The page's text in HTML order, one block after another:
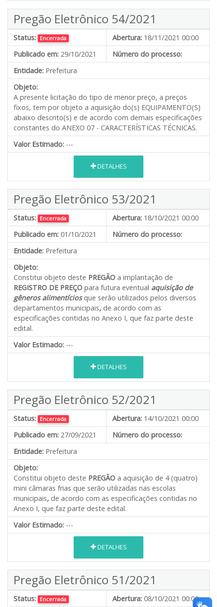
Pregão Eletrônico 54/2021
Status: Encerrada Abertura: 18/11/2021 00:00
Publicado em: 29/10/2021
Número do processo:
Entidade: Prefeitura
Objeto:
A presente licitação do tipo de menor preço, a preços
fixos, tem por objeto a aquisição do(s) EQUIPAMENTO(S)
abaixo descrito(s) e de acordo com demais especificações
constantes do ANEXO 07 - CARACTERÍSTICAS TÉCNICAS.
Valor Estimado: ---
DETALHES
Pregão Eletrônico 53/2021
Status: Encerrada Abertura: 18/10/2021 00:00
Publicado em: 01/10/2021
Número do processo:
Entidade: Prefeitura
Objeto:
Constitui objeto deste PREGÃO a implantação de
REGISTRO DE PREÇO para futura eventual aquisição de
gêneros alimentíciosque serão utilizados pelos diversos
departamentos municipais, de acordo com as
especificações contidas no Anexo I, que faz parte deste
edital.
Valor Estimado: ---
DETALHES
Pregão Eletrônico 52/2021
Status: Encerrada Abertura: 14/10/2021 00:00
Publicado em: 27/09/2021
Número do processo:
Entidade: Prefeitura
Objeto:
Constitui objeto deste PREGÃO a aquisição de 4 (quatro)
mini câmaras frias que serão utilizadas nas escolas
municipais, de acordo com as especificações contidas no
Anexo I, que faz parte deste edital.
Valor Estimado: ---
DETALHES
Pregão Eletrônico 51/2021
Status: Encerrada Abertura: 08/10/2021 00:00